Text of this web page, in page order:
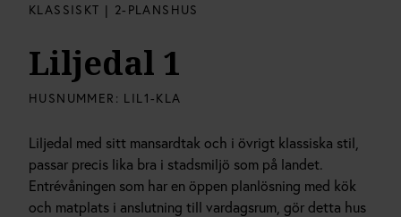
KLASSISKT | 2-PLANSHUS
Liljedal 1
HUSNUMMER: LIL1-KLA
Liljedal med sitt mansardtak och i övrigt klassiska stil,
passar precis lika bra i stadsmiljö som på landet.
Entrévåningen som har en öppen planlösning med kök
och matplats i anslutning till vardagsrum, gör detta hus